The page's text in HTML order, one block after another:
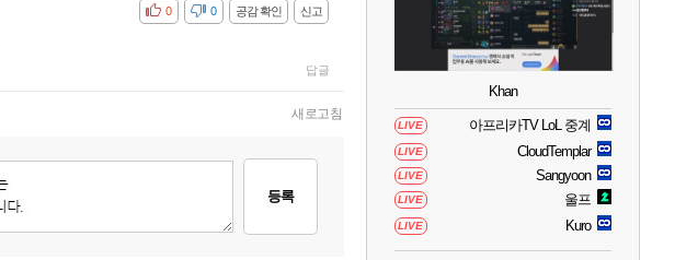
신고
공감 확인
비공감 0
0
답글
새로고침
등록
Khan
LIVE 아프리카TV LoL 중계
LIVE CloudTemplar
LIVE Sangyoon
LIVE 울프
LIVE Kuro